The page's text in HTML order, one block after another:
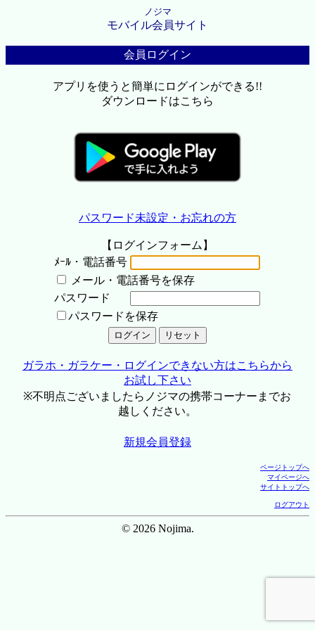
ノジマ
モバイル会員サイト
会員ログイン
アプリを使うと簡単にログインができる!!
ダウンロードはこちら
パスワード未設定・お忘れの方
【ログインフォーム】
ﾒｰﾙ・電話番号
メール・電話番号を保存
パスワード
パスワードを保存
ガラホ・ガラケー・ログインできない方はこちらから
お試し下さい
※不明点ございましたらノジマの携帯コーナーまでお
越しください。
新規会員登録
ページトップへ
マイページへ
サイトトップへ
ログアウト
© 2026 Nojima.